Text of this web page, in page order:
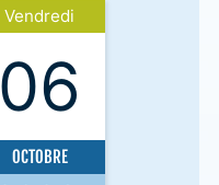
Vendredi
06
OCTOBRE